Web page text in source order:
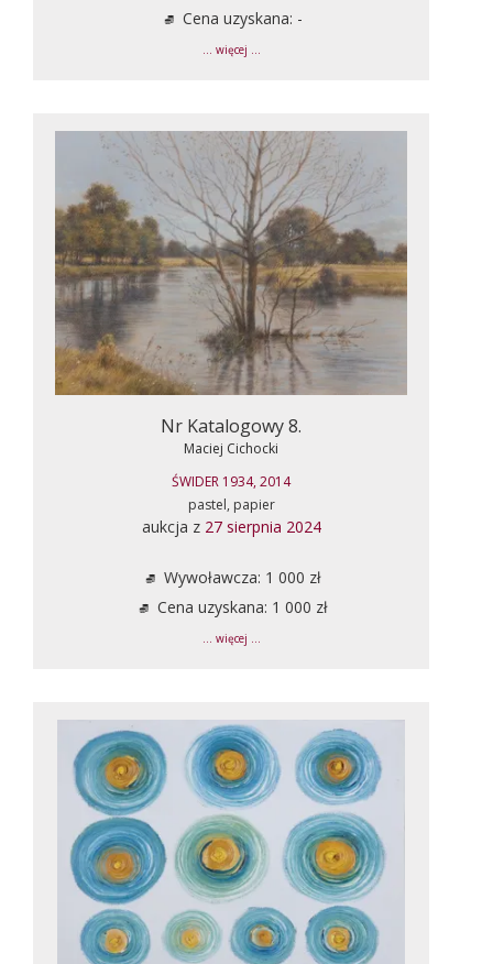
Cena uzyskana: -
... więcej ...
Nr Katalogowy 8.
Maciej Cichocki
ŚWIDER 1934, 2014
pastel, papier
aukcja z 27 sierpnia 2024
Wywoławcza: 1 000 zł
Cena uzyskana: 1 000 zł
... więcej ...